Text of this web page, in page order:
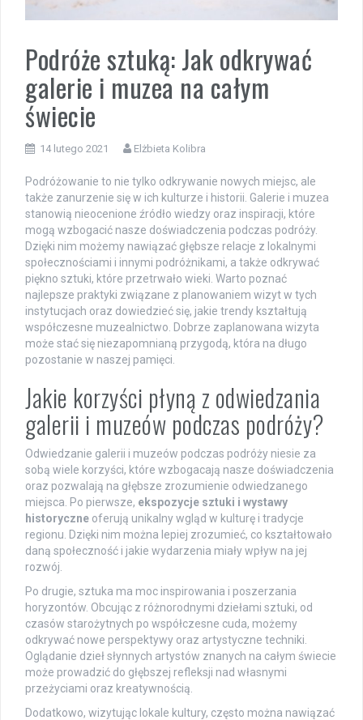
Podróże sztuką: Jak odkrywać
galerie i muzea na całym
świecie
14 lutego 2021 Elżbieta Kolibra
Podróżowanie to nie tylko odkrywanie nowych miejsc, ale
także zanurzenie się w ich kulturze i historii. Galerie i muzea
stanowią nieocenione źródło wiedzy oraz inspiracji, które
mogą wzbogacić nasze doświadczenia podczas podróży.
Dzięki nim możemy nawiązać głębsze relacje z lokalnymi
społecznościami i innymi podróżnikami, a także odkrywać
piękno sztuki, które przetrwało wieki. Warto poznać
najlepsze praktyki związane z planowaniem wizyt w tych
instytucjach oraz dowiedzieć się, jakie trendy kształtują
współczesne muzealnictwo. Dobrze zaplanowana wizyta
może stać się niezapomnianą przygodą, która na długo
pozostanie w naszej pamięci.
Jakie korzyści płyną z odwiedzania
galerii i muzeów podczas podróży?
Odwiedzanie galerii i muzeów podczas podróży niesie za
sobą wiele korzyści, które wzbogacają nasze doświadczenia
oraz pozwalają na głębsze zrozumienie odwiedzanego
miejsca. Po pierwsze, ekspozycje sztuki i wystawy
historyczne oferują unikalny wgląd w kulturę i tradycje
regionu. Dzięki nim można lepiej zrozumieć, co kształtowało
daną społeczność i jakie wydarzenia miały wpływ na jej
rozwój.
Po drugie, sztuka ma moc inspirowania i poszerzania
horyzontów. Obcując z różnorodnymi dziełami sztuki, od
czasów starożytnych po współczesne cuda, możemy
odkrywać nowe perspektywy oraz artystyczne techniki.
Oglądanie dzieł słynnych artystów znanych na całym świecie
może prowadzić do głębszej refleksji nad własnymi
przeżyciami oraz kreatywnością.
Dodatkowo, wizytując lokale kultury, często można nawiązać